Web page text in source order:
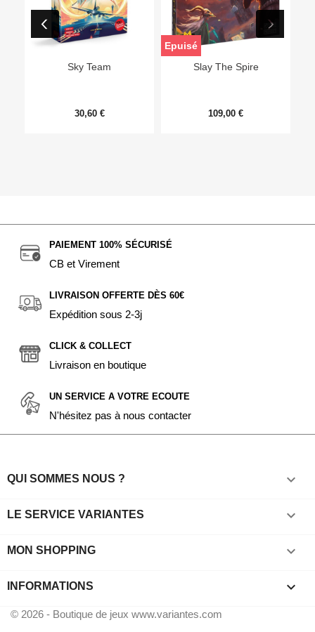
Sky Team
30,60 €
Slay The Spire
109,00 €
Epuisé
PAIEMENT 100% SÉCURISÉ
CB et Virement
LIVRAISON OFFERTE DÈS 60€
Expédition sous 2-3j
CLICK & COLLECT
Livraison en boutique
UN SERVICE A VOTRE ECOUTE
N'hésitez pas à nous contacter
QUI SOMMES NOUS ? 
LE SERVICE VARIANTES 
MON SHOPPING 
INFORMATIONS keyboard_arrow_down
© 2026 - Boutique de jeux www.variantes.com